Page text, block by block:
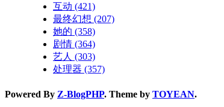
互动 (421)
最终幻想 (207)
她的 (358)
剧情 (364)
艺人 (303)
处理器 (357)
Powered By Z-BlogPHP. Theme by TOYEAN.